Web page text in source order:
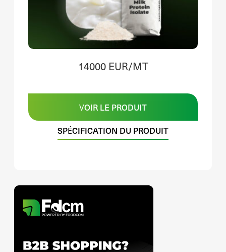
14000 EUR/MT
VOIR LE PRODUIT
SPÉCIFICATION DU PRODUIT